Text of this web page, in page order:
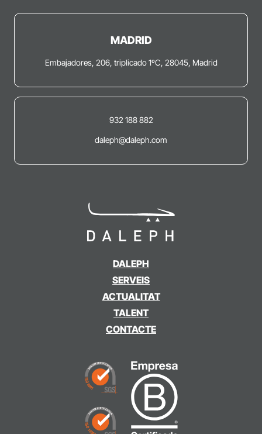
DALEPH
SERVEIS
ACTUALITAT
TALENT
CONTACTE
MADRID
Embajadores, 206, triplicado 1ºC, 28045, Madrid
932 188 882
daleph@daleph.com